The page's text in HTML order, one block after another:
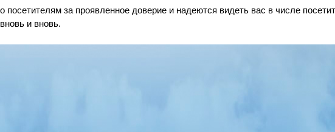
посетителям за проявленное доверие и надеются видеть вас в числе
и вновь.